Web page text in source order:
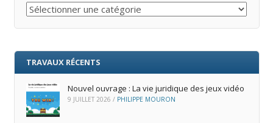
Catégories
TRAVAUX RÉCENTS
Nouvel ouvrage : La vie juridique des jeux vidéo
9 JUILLET 2026 / PHILIPPE MOURON